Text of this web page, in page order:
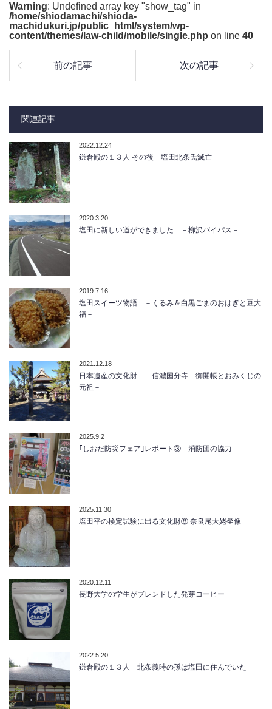
Warning: Undefined array key "show_tag" in
/home/shiodamachi/shioda-
machidukuri.jp/public_html/system/wp-
content/themes/law-child/mobile/single.php on line 40
前の記事 次の記事
関連記事
2022.12.24
鎌倉殿の１３人 その後 塩田北条氏滅亡
2020.3.20
塩田に新しい道ができました －柳沢バイパス－
2019.7.16
塩田スイーツ物語 －くるみ＆白黒ごまのおはぎと豆大
福－
2021.12.18
日本遺産の文化財 －信濃国分寺 御開帳とおみくじの
元祖－
2025.9.2
｢しおだ防災フェア｣レポート③ 消防団の協力
2025.11.30
塩田平の検定試験に出る文化財⑧ 奈良尾大姥坐像
2020.12.11
長野大学の学生がブレンドした発芽コーヒー
2022.5.20
鎌倉殿の１３人 北条義時の孫は塩田に住んでいた